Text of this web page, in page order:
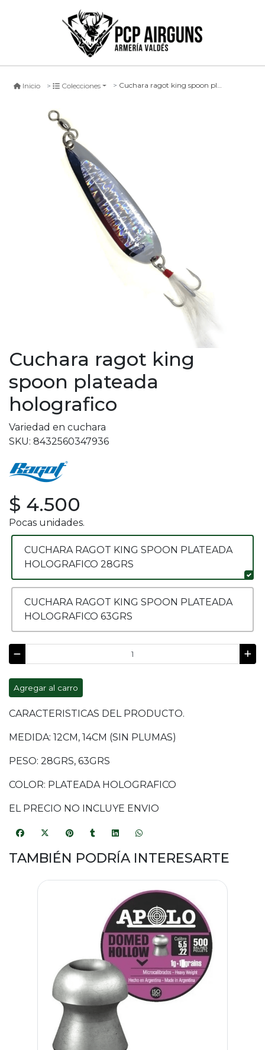
Inicio Colecciones Cuchara ragot king spoon plateada holografico
Cuchara ragot king
spoon plateada
holografico
Variedad en cuchara
SKU: 8432560347936
$ 4.500
Pocas unidades.
CUCHARA RAGOT KING SPOON PLATEADA
HOLOGRAFICO 28GRS
CUCHARA RAGOT KING SPOON PLATEADA
HOLOGRAFICO 63GRS
Agregar al carro
CARACTERISTICAS DEL PRODUCTO.
MEDIDA: 12CM, 14CM (SIN PLUMAS)
PESO: 28GRS, 63GRS
COLOR: PLATEADA HOLOGRAFICO
EL PRECIO NO INCLUYE ENVIO
TAMBIÉN PODRÍA INTERESARTE